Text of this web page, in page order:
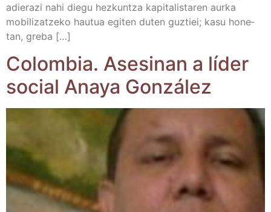
adie­ra­zi nahi die­gu hez­kun­tza kapi­ta­lis­ta­ren aur­ka
mobi­li­zatze­ko hau­tua egi­ten duten guz­tiei; kasu hone­
tan, greba […]
Colom­bia. Ase­si­nan a líder
social Ana­ya González